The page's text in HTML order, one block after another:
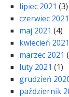
lipiec 2021 (3)
czerwiec 2021
maj 2021 (4)
kwiecień 2021
marzec 2021
luty 2021 (1)
grudzień
październik